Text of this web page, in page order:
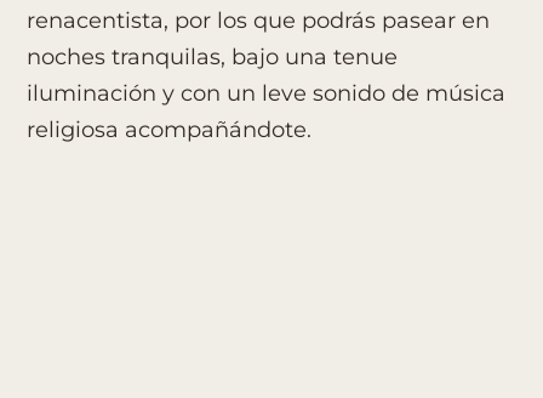
renacentista, por los que podrás pasear en
noches tranquilas, bajo una tenue
iluminación y con un leve sonido de música
religiosa acompañándote.